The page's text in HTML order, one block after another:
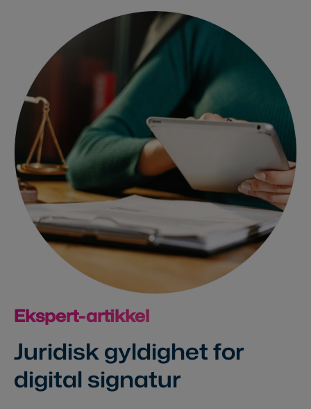
Ekspert-artikkel
Juridisk gyldighet for
digital signatur